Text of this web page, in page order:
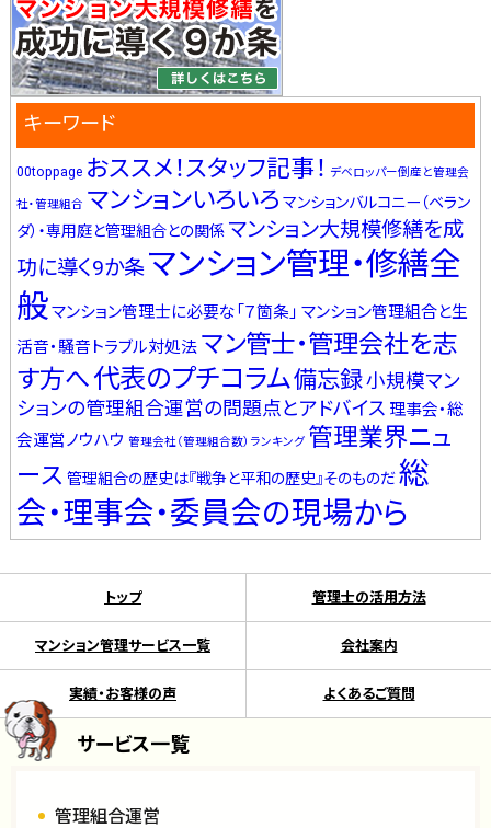
キーワード
00toppage おススメ！スタッフ記事！ デベロッパー倒産と管理会
社・管理組合 マンションいろいろ マンションバルコニー（ベラン
ダ）・専用庭と管理組合との関係 マンション大規模修繕を成
功に導く9か条マンション管理・修繕全
般マンション管理士に必要な「７箇条」 マンション管理組合と生
活音・騒音トラブル対処法 マン管士・管理会社を志
す方へ代表のプチコラム備忘録小規模マン
ションの管理組合運営の問題点とアドバイス 理事会・総
会運営ノウハウ 管理会社（管理組合数）ランキング 管理業界ニュ
ース 管理組合の歴史は『戦争と平和の歴史』そのものだ総
会・理事会・委員会の現場から
トップ 管理士の活用方法
マンション管理サービス一覧 会社案内
実績・お客様の声 よくあるご質問
サービス一覧
管理組合運営